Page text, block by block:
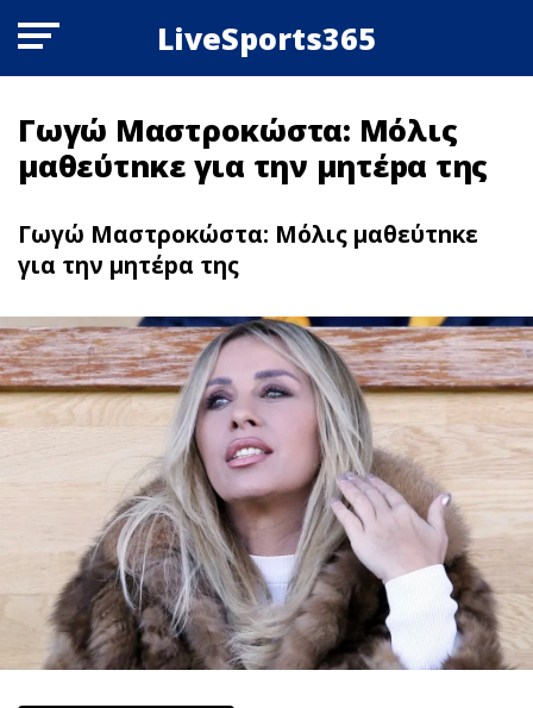
LiveSports365
Γωγώ Μαστροκώστα: Μόλις
μαθεύτnκε για την μητέpα της
Γωγώ Μαστροκώστα: Μόλις μαθεύτnκε
για την μητέpα της